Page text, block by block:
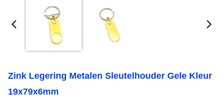
Zink Legering Metalen Sleutelhouder Gele Kleur
19x79x6mm